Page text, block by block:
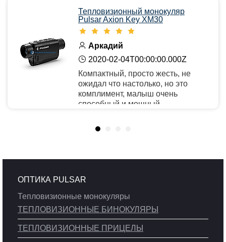
Тепловизионный монокуляр
Pulsar Axion Key XM30
Аркадий
2020-02-04T00:00:00.000Z
Компактный, просто жесть, не
ожидал что настолько, но это
комплимент, малыш очень
способный и мощный.
ОПТИКА PULSAR
Тепловизионные монокуляры
ТЕПЛОВИЗИОННЫЕ БИНОКУЛЯРЫ
ТЕПЛОВИЗИОННЫЕ ПРИЦЕЛЫ